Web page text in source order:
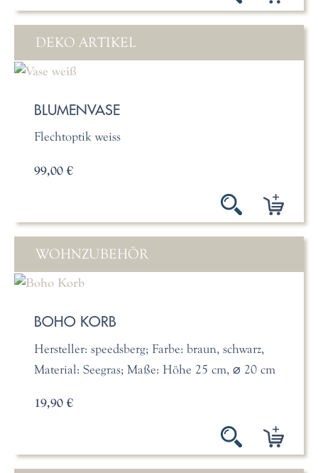
DEKO ARTIKEL
BLUMENVASE
Flechtoptik weiss
99,00 €
WOHNZUBEHÖR
BOHO KORB
Hersteller: speedsberg; Farbe: braun, schwarz,
Material: Seegras; Maße: Höhe 25 cm, ⌀ 20 cm
19,90 €